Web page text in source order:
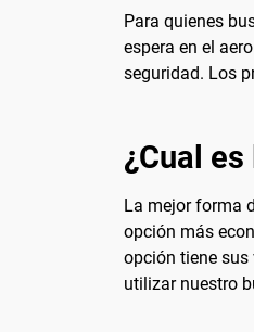
Para quienes
espera en el
seguridad. Los
¿Cual
La mejor forma
opción más
opción tiene
utilizar nuestro